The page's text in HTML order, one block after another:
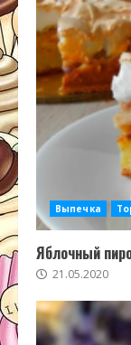
Выпечка
Яблочный
21.05.2020